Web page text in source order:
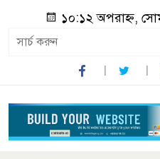
১০:১২ অপরাহ্ন,